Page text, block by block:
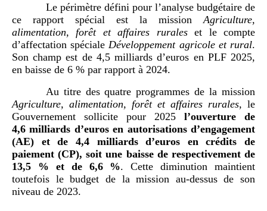
Le périmètre défini pour l’analyse budgétaire de
ce rapport spécial est la mission Agriculture,
alimentation, forêt et affaires ruraleset le compte
d’affectation spéciale Développement agricole et rural.
Son champ est de 4,5 milliards d’euros en PLF 2025,
en baisse de 6 % par rapport à 2024.
Au titre des quatre programmes de la mission
Agriculture, alimentation, forêt et affaires rurales, le
Gouvernement sollicite pour 2025 l’ouverture de
4,6 milliards d’euros en autorisations d’engagement
(AE) et de 4,4
milliards d’euros en crédits de
paiement (CP), soit une baisse de respectivement de
13,5
% et de 6,6 %. Cette diminution maintient
toutefois le budget de la mission au-dessus de son
niveau de 2023.